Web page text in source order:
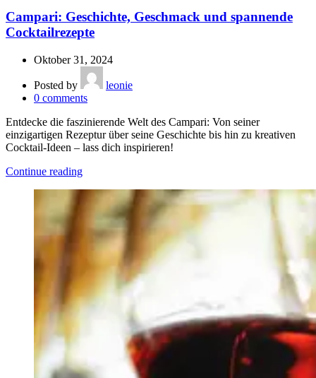
Campari: Geschichte, Geschmack und spannende
Cocktailrezepte
Oktober 31, 2024
Posted by
leonie
0 comments
Entdecke die faszinierende Welt des Campari: Von seiner
einzigartigen Rezeptur über seine Geschichte bis hin zu kreativen
Cocktail-Ideen – lass dich inspirieren!
Continue reading